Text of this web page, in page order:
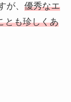
が、 優秀なエ
とも珍しくあ